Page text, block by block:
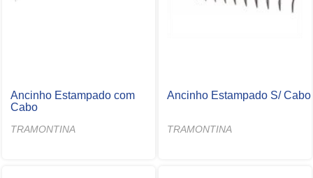
Ancinho Estampado com
Cabo
TRAMONTINA
Ancinho Estampado S/ Cabo
TRAMONTINA